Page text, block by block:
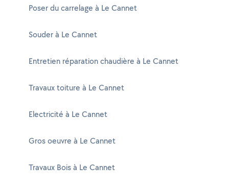
Poser du carrelage à Le Cannet
Souder à Le Cannet
Entretien réparation chaudière à Le Cannet
Travaux toiture à Le Cannet
Electricité à Le Cannet
Gros oeuvre à Le Cannet
Travaux Bois à Le Cannet